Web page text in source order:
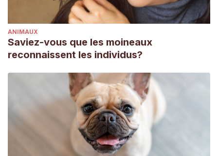
ANIMAUX
Saviez-vous que les moineaux
reconnaissent les individus?